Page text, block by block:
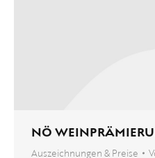
NÖ
Auszeichnungen & Preise